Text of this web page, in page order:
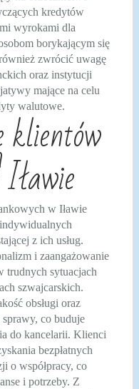
kredytów
wyrokami dla
borykającym się
zwrócić uwagę
oraz instytucji
mające na celu
walutowe.
klientów
w Iławie
z ich usług.
i zaangażowanie
trudnych sytuacjach
szwajcarskich.
obsługi oraz
co buduje
do kancelarii. Klienci
bezpłatnych
o współpracy, co
i potrzeby. Z